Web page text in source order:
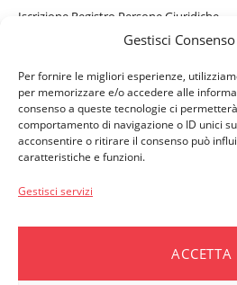
Gestisci
Per fornire le migliori esperienze,
per memorizzare e/o accedere alle
consenso a queste tecnologie ci
comportamento di navigazione o ID unici
acconsentire o ritirare il consenso può
caratteristiche e funzioni.
Gestisci servizi
ACCETTA
Iscrizione Registro Persone Giuridiche
Informativa Privacy Sito Internet, Cookie
Informativa Privacy Beneficiari
PERSONE ASSISTITE
Convenzionamenti e Servizi